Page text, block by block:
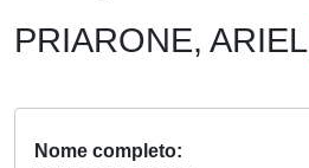
PRIARONE, ARIEL
Nome completo